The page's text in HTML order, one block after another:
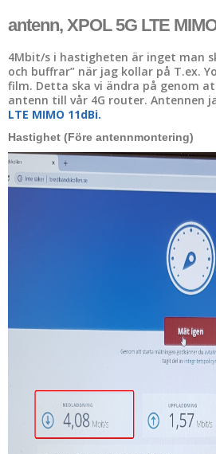
antenn, XPOL 5G LTE
4Mbit/s i hastigheten är inget man
och buffrar” när jag kollar på T.ex.
film. Detta ska vi ändra på genom
antenn till vår 4G router. Antennen
LTE MIMO 11dBi.
Hastighet (Före antennmontering)